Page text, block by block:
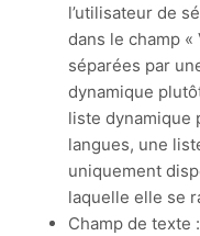
l’utilisateur de
dans le champ
séparées par
dynamique
liste dynamique
langues, une
uniquement
laquelle elle se
Champ de texte